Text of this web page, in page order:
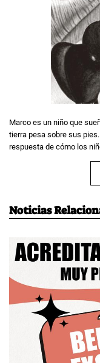
Marco es un niño que
tierra pesa sobre sus
respuesta de cómo los
Noticias